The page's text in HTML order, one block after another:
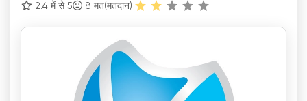
2.4 में से 5
8 मत(मतदान)